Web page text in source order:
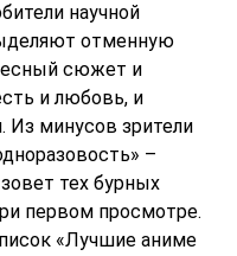
научной
отменную
сюжет и
и любовь, и
Из минусов зрители
–
тех бурных
первом просмотре.
«Лучшие аниме